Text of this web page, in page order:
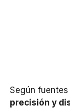
Según
precisión y